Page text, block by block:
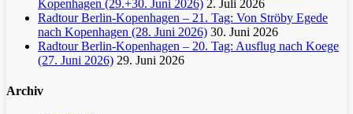
Kopenhagen (29.+30. Juni 2026) 2. Juli 2026
Radtour Berlin-Kopenhagen – 21. Tag: Von Ströby Egede
nach Kopenhagen (28. Juni 2026) 30. Juni 2026
Radtour Berlin-Kopenhagen – 20. Tag: Ausflug nach Koege
(27. Juni 2026) 29. Juni 2026
Archiv